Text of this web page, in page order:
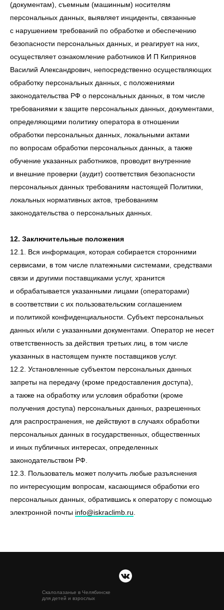
(документам), съемным (машинным) носителям
персональных данных, выявляет инциденты, связанные
с нарушением требований по обработке и обеспечению
безопасности персональных данных, и реагирует на них,
осуществляет ознакомление работников И П Киприянов
Василий Александрович, непосредственно осуществляющих
обработку персональных данных, с положениями
законодательства РФ о персональных данных, в том числе
требованиями к защите персональных данных, документами,
определяющими политику оператора в отношении
обработки персональных данных, локальными актами
по вопросам обработки персональных данных, а также
обучение указанных работников, проводит внутренние
и внешние проверки (аудит) соответствия безопасности
персональных данных требованиям настоящей Политики,
локальных нормативных актов, требованиям
законодательства о персональных данных.
12. Заключительные положения
12.1. Вся информация, которая собирается сторонними
сервисами, в том числе платежными системами, средствами
связи и другими поставщиками услуг, хранится
и обрабатывается указанными лицами (операторами)
в соответствии с их пользовательским соглашением
и политикой конфиденциальности. Субъект персональных
данных и/или с указанными документами. Оператор не несет
ответственность за действия третьих лиц, в том числе
указанных в настоящем пункте поставщиков услуг.
12.2. Установленные субъектом персональных данных
запреты на передачу (кроме предоставления доступа),
а также на обработку или условия обработки (кроме
получения доступа) персональных данных, разрешенных
для распространения, не действуют в случаях обработки
персональных данных в государственных, общественных
и иных публичных интересах, определенных
законодательством РФ.
12.3. Пользователь может получить любые разъяснения
по интересующим вопросам, касающимся обработки его
персональных данных, обратившись к оператору с помощью
электронной почты info@iskraclimb.ru
Скалолазанье в Челябинске
для детей и взрослых